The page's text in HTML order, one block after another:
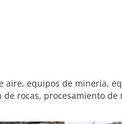
aire, equipos de minería,
rocas, procesamiento